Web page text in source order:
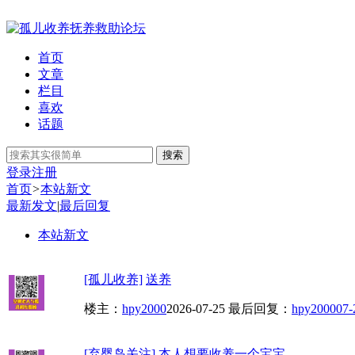
首页
文章
栏目
喜欢
话题
搜索
登录注册
首页>本站新文
最新发文|最后回复
本站新文
[孤儿收养] 送养
楼主： hpy20002026-07-25 最后回复： hpy200007-